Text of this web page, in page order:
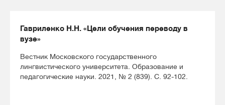
Гавриленко Н.Н. «Цели обучения переводу в
вузе»
Вестник Московского государственного
лингвистического университета. Образование и
педагогические науки. 2021, № 2 (839). С. 92-102.